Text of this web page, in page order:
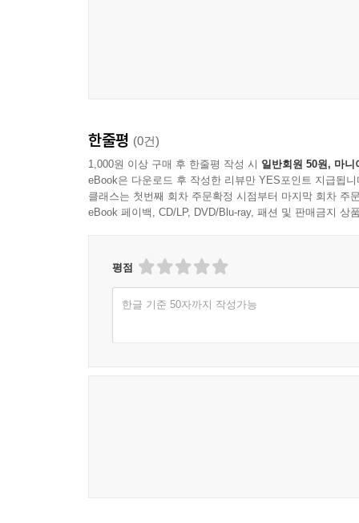
한줄평 (0건)
1,000원 이상 구매 후 한줄평 작성 시 일반회원 50원, 마니
eBook은 다운로드 후 작성한 리뷰만 YES포인트 지급됩니
클래스는 첫번째 회차 주문확정 시점부터 마지막 회차 주
eBook 페이백, CD/LP, DVD/Blu-ray, 패션 및 판매금지 상
평점
한글 기준 50자까지 작성가능